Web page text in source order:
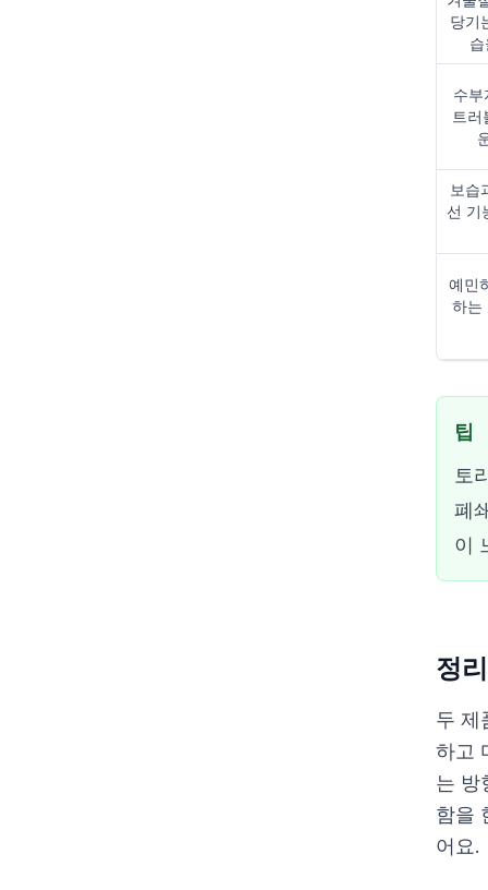
당기
수부
트러
보습
선 기
예민
하는
팁
토
폐
이
정
두 제
하고
는 방
함을
어요.